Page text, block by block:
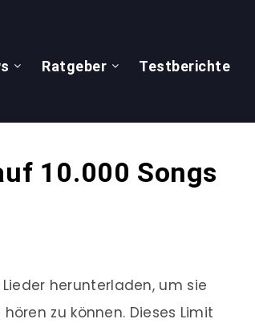
Ratgeber Testberichte
10.000 Songs
herunterladen, um sie
zu können. Dieses Limit